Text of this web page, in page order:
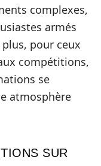
complexes,
armés
pour ceux
compétitions,
se
atmosphère
SUR